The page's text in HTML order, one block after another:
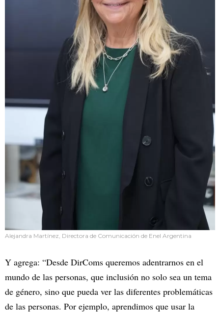
Alejandra Martínez, Directora de Comunicación de Enel Argentina
Y agrega: “Desde DirComs queremos adentrarnos en el
mundo de las personas, que inclusión no solo sea un tema
de género, sino que pueda ver las diferentes problemáticas
de las personas. Por ejemplo, aprendimos que usar la